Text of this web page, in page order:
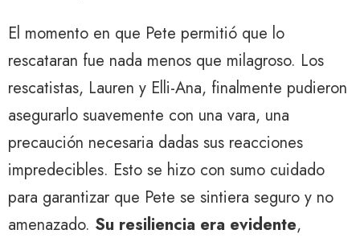
El momento en que Pete permitió que lo
rescataran fue nada menos que milagroso. Los
rescatistas, Lauren y Elli-Ana, finalmente pudieron
asegurarlo suavemente con una vara, una
precaución necesaria dadas sus reacciones
impredecibles. Esto se hizo con sumo cuidado
para garantizar que Pete se sintiera seguro y no
amenazado. Su resiliencia era evidente,